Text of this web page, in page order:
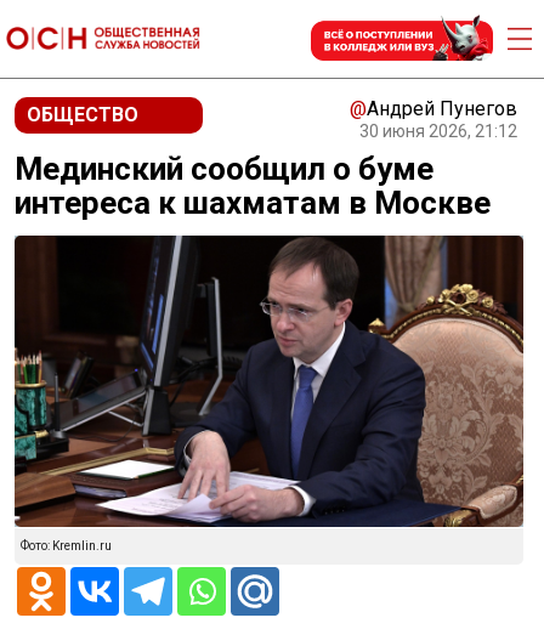
ОБЩЕСТВО @Андрей Пунегов
30 июня 2026, 21:12
Мединский сообщил о буме
интереса к шахматам в Москве
Фото: Kremlin.ru